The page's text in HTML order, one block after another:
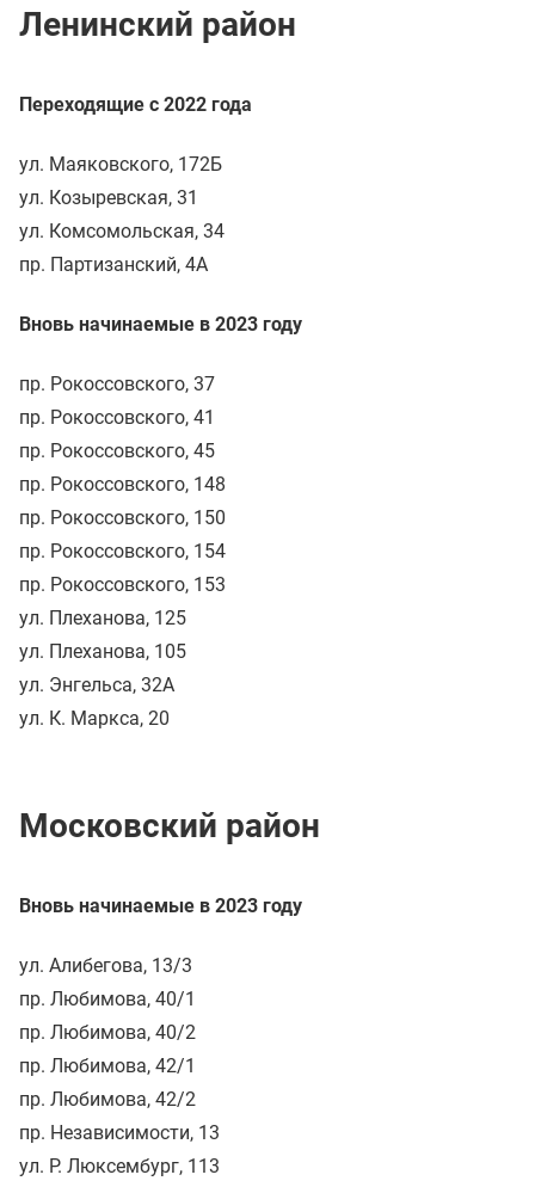
Ленинский район
Переходящие с 2022 года
ул. Маяковского, 172Б
ул. Козыревская, 31
ул. Комсомольская, 34
пр. Партизанский, 4А
Вновь начинаемые в 2023 году
пр. Рокоссовского, 37
пр. Рокоссовского, 41
пр. Рокоссовского, 45
пр. Рокоссовского, 148
пр. Рокоссовского, 150
пр. Рокоссовского, 154
пр. Рокоссовского, 153
ул. Плеханова, 125
ул. Плеханова, 105
ул. Энгельса, 32А
ул. К. Маркса, 20
Московский район
Вновь начинаемые в 2023 году
ул. Алибегова, 13/3
пр. Любимова, 40/1
пр. Любимова, 40/2
пр. Любимова, 42/1
пр. Любимова, 42/2
пр. Независимости, 13
ул. Р. Люксембург, 113